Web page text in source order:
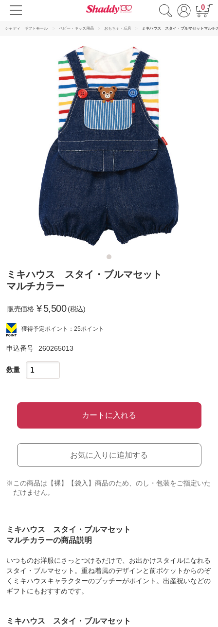
0
シャディ ギフトモール ベビー・キッズ用品 おもちゃ・玩具 ミキハウス スタイ・ブルマセットマルチ
ミキハウス スタイ・ブルマセット
マルチカラー
販売価格 ¥5,500 (税込)
獲得予定ポイント：25ポイント
申込番号 260265013
数量
カートに入れる
お気に入りに追加する
※この商品は【裸】【袋入】商品のため、のし・包装をご指定いた
だけません。
ミキハウス スタイ・ブルマセット
マルチカラーの商品説明
いつものお洋服にさっとつけるだけで、お出かけスタイルになれる
スタイ・ブルマセット。重ね着風のデザインと前ポケットからのぞ
くミキハウスキャラクターのプッチーがポイント。出産祝いなどの
ギフトにもおすすめです。
ミキハウス スタイ・ブルマセット